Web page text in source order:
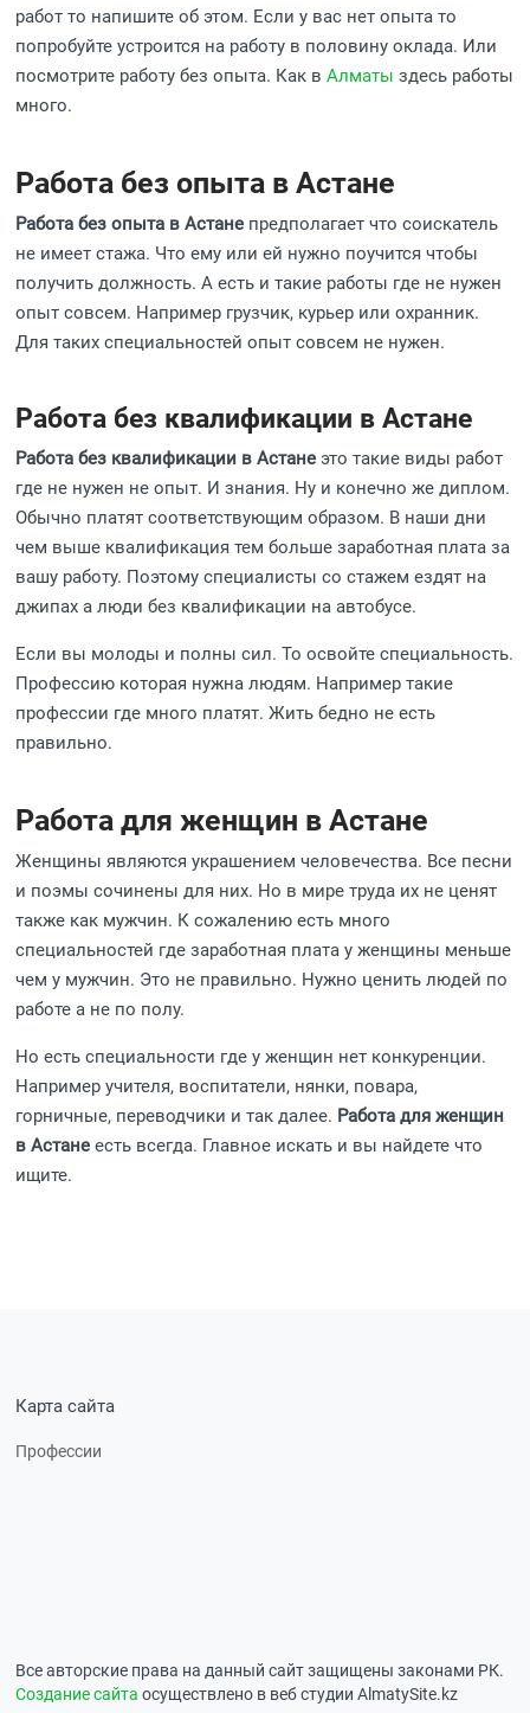
работ то напишите об этом. Если у вас нет опыта то
попробуйте устроится на работу в половину оклада. Или
посмотрите работу без опыта. Как вАлматы здесь работы
много.
Работа без опыта в Астане
Работа без опыта в Астане предполагает что соискатель
не имеет стажа. Что ему или ей нужно поучится чтобы
получить должность. А есть и такие работы где не нужен
опыт совсем. Например грузчик, курьер или охранник.
Для таких специальностей опыт совсем не нужен.
Работа без квалификации в Астане
Работа без квалификации в Астане это такие виды работ
где не нужен не опыт. И знания. Ну и конечно же диплом.
Обычно платят соответствующим образом. В наши дни
чем выше квалификация тем больше заработная плата за
вашу работу. Поэтому специалисты со стажем ездят на
джипах а люди без квалификации на автобусе.
Если вы молоды и полны сил. То освойте специальность.
Профессию которая нужна людям. Например такие
профессии где много платят. Жить бедно не есть
правильно.
Работа для женщин в Астане
Женщины являются украшением человечества. Все песни
и поэмы сочинены для них. Но в мире труда их не ценят
также как мужчин. К сожалению есть много
специальностей где заработная плата у женщины меньше
чем у мужчин. Это не правильно. Нужно ценить людей по
работе а не по полу.
Но есть специальности где у женщин нет конкуренции.
Например учителя, воспитатели, нянки, повара,
горничные, переводчики и так далее. Работа для женщин
в Астане есть всегда. Главное искать и вы найдете что
ищите.
Карта сайта
Профессии
Все авторские права на данный сайт защищены законами РК.
Создание сайта осуществлено в веб студии AlmatySite.kz